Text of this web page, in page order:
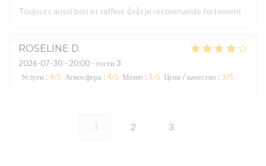
Toujours aussi bon et raffiné 👍👍 je recommande fortement
ROSELINE D
2026-07-30 - 20:00 - гости 3
Услуги : 4/5 Атмосфера : 4/5 Меню : 3/5 Цена / качество : 3/5
1 2 3